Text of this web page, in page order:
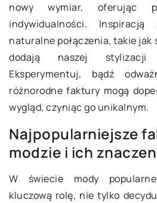
nowy wymiar, oferując
indywidualności.
naturalne połączenia, takie jak
dodają naszej stylizacji
Eksperymentuj, bądź
różnorodne faktury mogą
wygląd, czyniąc go unikalnym.
Najpopularniejsze
modzie i ich
W świecie mody
kluczową rolę, nie tylko